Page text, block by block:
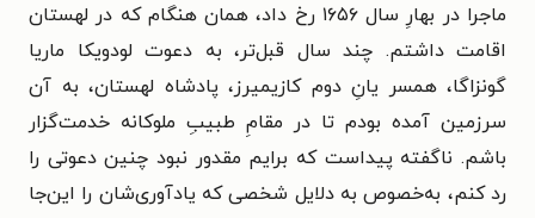
ماجرا در بهارِ سال ۱۶۵۶ رخ داد، همان هنگام که در لهستان
اقامت داشتم. چند سال قبل‌تر، به دعوت لودویکا ماریا
گونزاگا، همسر یانِ دوم کازیمیرز، پادشاه لهستان، به آن
سرزمین آمده بودم تا در مقامِ طبیبِ ملوکانه خدمت‌گزار
باشم. ناگفته پیداست که برایم مقدور نبود چنین دعوتی را
رد کنم، به‌خصوص به دلایل شخصی که یادآوری‌شان را این‌جا